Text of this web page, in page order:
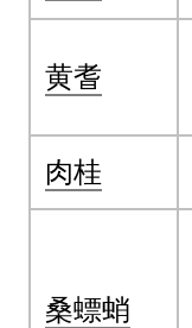
黄耆
肉桂
桑螵蛸